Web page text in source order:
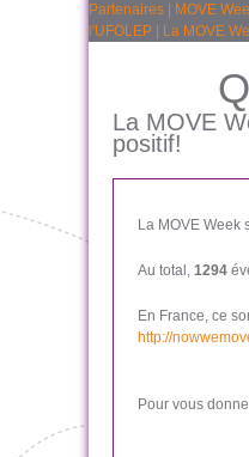
Partenaires
MOVE
l'UFOLEP
La MOVE
La MOVE
positif!
La MOVE Week
Au total, 1294
En France, ce
http://
Pour vous